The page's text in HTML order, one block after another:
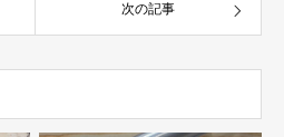
次の記事